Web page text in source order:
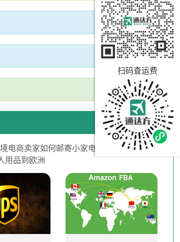
电商卖家如何邮寄小家电到加拿大
用品到欧洲
扫码查运费